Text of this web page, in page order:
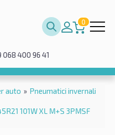
0
068 400 96 41
auto » Pneumatici invernali
101W XL M+S 3PMSF